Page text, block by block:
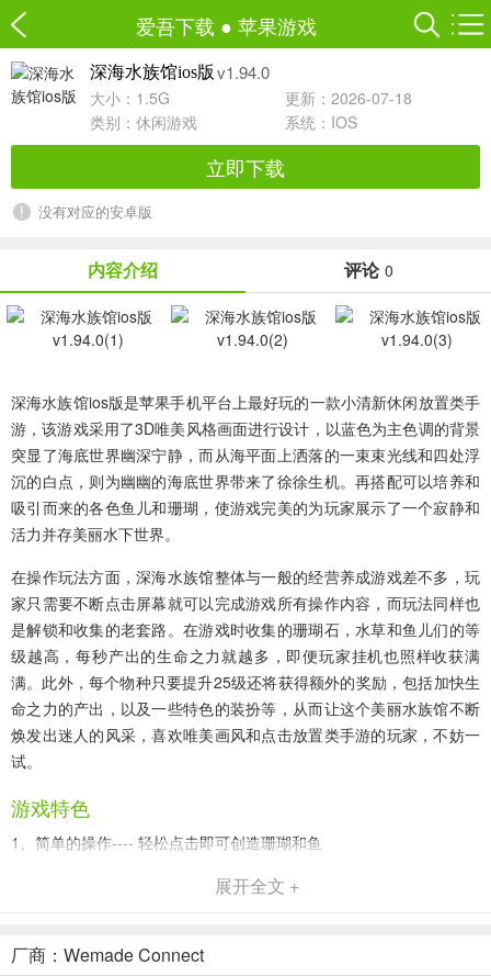
爱吾下载 ● 苹果游戏
深海水族馆ios版 v1.94.0
大小：1.5G
更新：2026-07-18
类别： 休闲游戏 系统：IOS
立即下载
没有对应的安卓版
内容介绍 评论 0
深海水族馆ios版是苹果手机平台上最好玩的一款小清新休闲放置类手
游，该游戏采用了3D唯美风格画面进行设计，以蓝色为主色调的背景
突显了海底世界幽深宁静，而从海平面上洒落的一束束光线和四处浮
沉的白点，则为幽幽的海底世界带来了徐徐生机。再搭配可以培养和
吸引而来的各色鱼儿和珊瑚，使游戏完美的为玩家展示了一个寂静和
活力并存美丽水下世界。
在操作玩法方面，深海水族馆整体与一般的经营养成游戏差不多，玩
家只需要不断点击屏幕就可以完成游戏所有操作内容，而玩法同样也
是解锁和收集的老套路。在游戏时收集的珊瑚石，水草和鱼儿们的等
级越高，每秒产出的生命之力就越多，即便玩家挂机也照样收获满
满。此外，每个物种只要提升25级还将获得额外的奖励，包括加快生
命之力的产出，以及一些特色的装扮等，从而让这个美丽水族馆不断
焕发出迷人的风采，喜欢唯美画风和点击放置类手游的玩家，不妨一
试。
游戏特色
1、简单的操作---- 轻松点击即可创造珊瑚和鱼
2、绝美的图片---你可以欣赏每种鱼的 HD 高画质 3D 模型
界。
展开全文 +
厂商：Wemade Connect